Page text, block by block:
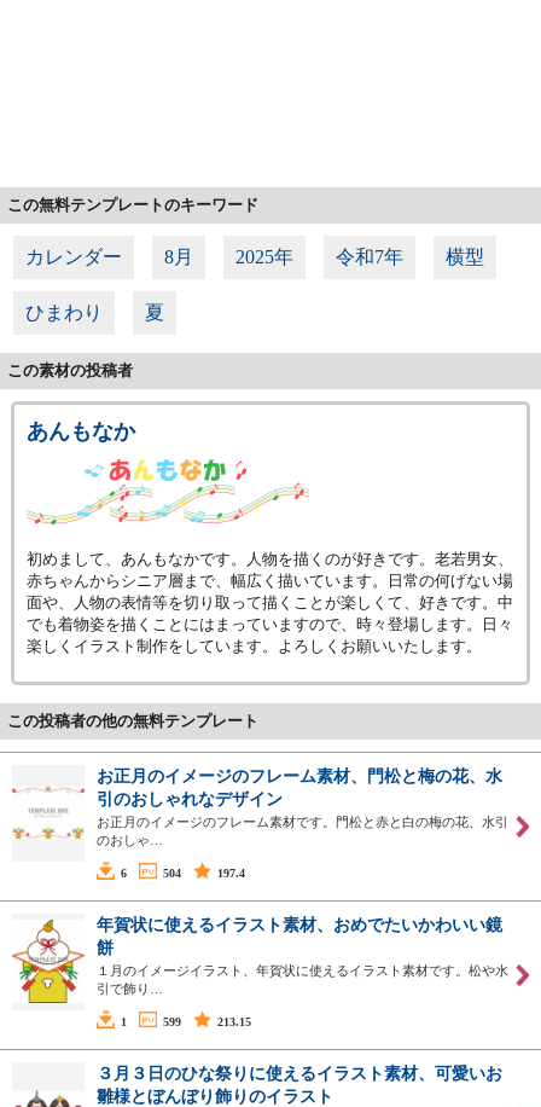
この無料テンプレートのキーワード
カレンダー 8月 2025年 令和7年 横型
ひまわり 夏
この素材の投稿者
あんもなか
初めまして、あんもなかです。人物を描くのが好きです。老若男女、
赤ちゃんからシニア層まで、幅広く描いています。日常の何げない場
面や、人物の表情等を切り取って描くことが楽しくて、好きです。中
でも着物姿を描くことにはまっていますので、時々登場します。日々
楽しくイラスト制作をしています。よろしくお願いいたします。
この投稿者の他の無料テンプレート
お正月のイメージのフレーム素材、門松と梅の花、水
引のおしゃれなデザイン
お正月のイメージのフレーム素材です。門松と赤と白の梅の花、水引
のおしゃ…
6 504 197.4
年賀状に使えるイラスト素材、おめでたいかわいい鏡
餅
１月のイメージイラスト、年賀状に使えるイラスト素材です。松や水
引で飾り…
1 599 213.15
３月３日のひな祭りに使えるイラスト素材、可愛いお
雛様とぼんぼり飾りのイラスト